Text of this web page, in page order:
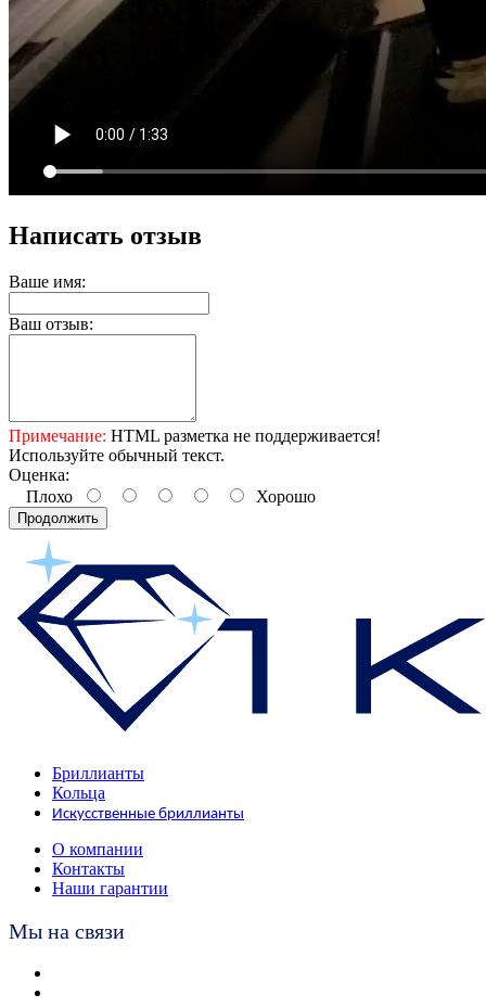
Написать отзыв
Ваше имя:
Ваш отзыв:
Примечание: HTML разметка не поддерживается!
Используйте обычный текст.
Оценка:
Плохо
Хорошо
Продолжить
Бриллианты
Кольца
Искусственные бриллианты
О компании
Контакты
Наши гарантии
Мы на связи